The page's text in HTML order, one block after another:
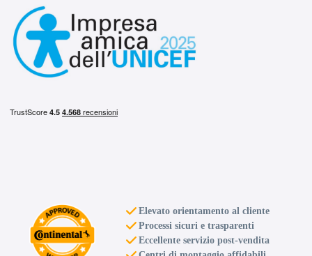
Elevato orientamento al cliente
Processi sicuri e trasparenti
Eccellente servizio post-vendita